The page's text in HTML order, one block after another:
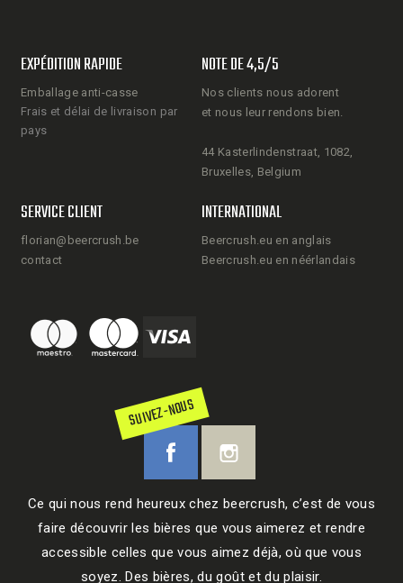
calendriers par commande pour la
Pas de souci pour ajouter un
message personnalisé pour le
Facture sur demande
Les cartons sont ultra résistants, pas
d’inquiétude à avoir
La livraison est de apd 3.50€ et on livre
EXPÉDITION RAPIDE
Emballage anti-casse
Frais et délai de livraison par
pays
NOTE DE 4,5/5
Nos clients nous adorent
et nous leur rendons bien.
44 Kasterlindenstraat, 1082,
Bruxelles, Belgium
SERVICE CLIENT
florian@beercrush.be
contact
INTERNATIONAL
Beercrush.eu en anglais
Beercrush.eu en néérlandais
SUIVEZ-NOUS
Ce qui nous rend heureux chez beercrush, c’est de vous
faire découvrir les bières que vous aimerez et rendre
accessible celles que vous aimez déjà, où que vous
soyez. Des bières, du goût et du plaisir.